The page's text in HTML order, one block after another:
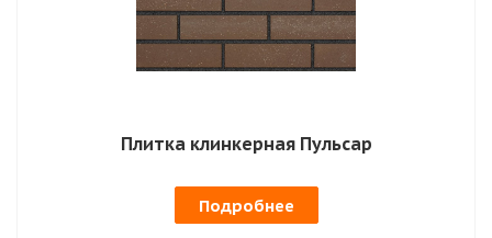
Плитка клинкерная Пульсар
Подробнее